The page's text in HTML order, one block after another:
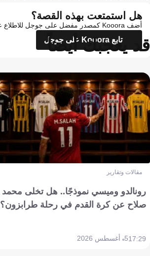
هل استمتعت بهذه القصة؟
أضف Kooora كمصدر مفضل على جوجل للاطلاع على المزيد من تقاريرنا
تابع Kooora على جوجل
قد يعجبك أيضاً
مقالات وتقارير
رونالدو وميسي نموذجًا.. هل تخلى محمد
صلاح عن كرة القدم في رحلة طرابزون؟
17:295 أغسطس 2026